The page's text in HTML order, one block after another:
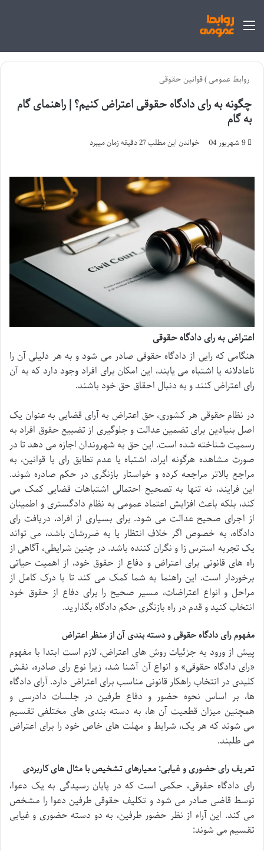
منو
روابط عمومی)قوانین حقوقی
چگونه به رای دادگاه حقوقی اعتراض کنیم؟ | راهنمای گام
به گام
9 شهریور 04 خواندن این مطلب 27 دقیقه زمان میبرد
اعتراض به رای دادگاه حقوقی
هنگامی که رایی از دادگاه حقوقی صادر می شود و به هر دلیلی آن را
ناعادلانه یا اشتباه می یابند، این امکان برای افراد وجود دارد که به آن
رای اعتراض کنند و به دنبال احقاق حق خود باشند.
در نظام حقوقی هر کشوری، حق اعتراض به آرای قضایی به عنوان یک
اصل بنیادین برای تضمین عدالت و جلوگیری از تضییع حقوق افراد به
رسمیت شناخته شده است. این حق به شهروندان اجازه می دهد تا در
صورت مشاهده هرگونه ایراد، اشتباه یا عدم تطابق رای با قوانین، به
مراجع بالاتر مراجعه کرده و خواستار بازنگری در حکم صادره شوند.
این فرایند، نه تنها به تصحیح احتمالی اشتباهات قضایی کمک می
کند، بلکه باعث افزایش اعتماد عمومی به نظام دادگستری و اطمینان
از اجرای صحیح عدالت می شود. برای بسیاری از افراد، دریافت رای
دادگاه، به خصوص اگر خلاف انتظار یا به ضررشان باشد، می تواند
یک تجربه استرس زا و نگران کننده باشد. در چنین شرایطی، آگاهی از
راه های قانونی برای اعتراض و دفاع از حقوق خود، از اهمیت حیاتی
برخوردار است. این راهنما به شما کمک می کند تا با درک کامل از
مراحل و انواع اعتراضات، مسیر صحیح را برای دفاع از حقوق خود
انتخاب کنید و قدم در راه بازنگری حکم دادگاه بگذارید.
مفهوم رای دادگاه حقوقی و دسته بندی آن از منظر اعتراض
پیش از ورود به جزئیات روش های اعتراض، لازم است ابتدا با مفهوم
«رای دادگاه حقوقی» و انواع آن آشنا شد، زیرا نوع رای صادره، نقش
کلیدی در انتخاب راهکار قانونی مناسب برای اعتراض دارد. آرای دادگاه
ها، بر اساس نحوه حضور و دفاع طرفین در جلسات دادرسی و
همچنین میزان قطعیت آن ها، به دسته بندی های مختلفی تقسیم
می شوند که هر یک، شرایط و مهلت های خاص خود را برای اعتراض
می طلبند.
تعریف رای حضوری و غیابی: معیارهای تشخیص با مثال های کاربردی
رای دادگاه حقوقی، حکمی است که در پایان رسیدگی به یک دعوا،
توسط قاضی صادر می شود و تکلیف حقوقی طرفین دعوا را مشخص
می کند. این آراء از نظر حضور طرفین، به دو دسته حضوری و غیابی
تقسیم می شوند: